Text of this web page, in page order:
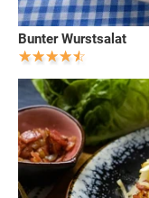
Bunter Wurstsalat